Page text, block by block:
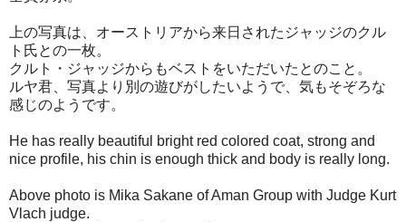
上の写真は、オーストリアから来日されたジャッジのクル
ト氏との一枚。
クルト・ジャッジからもベストをいただいたとのこと。
ルヤ君、写真より別の遊びがしたいようで、気もそぞろな
感じのようです。
He has really beautiful bright red colored coat, strong and
nice profile, his chin is enough thick and body is really long.
Above photo is Mika Sakane of Aman Group with Judge Kurt
Vlach judge.